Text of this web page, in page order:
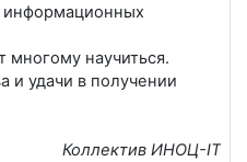
информационных
многому научиться.
и удачи в получении
Коллектив ИНОЦ-IT